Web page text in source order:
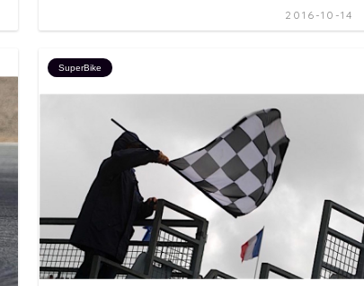
2016-10-14
SuperBike